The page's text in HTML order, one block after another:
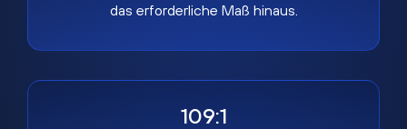
das erforderliche Maß hinaus.
109:1